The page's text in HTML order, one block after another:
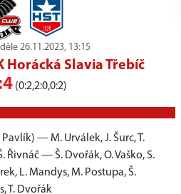
26.11.2023, 13:15
Horácká Slavia Třebíč
(0:2,2:0,0:2)
Pavlík) — M. Urválek, J. Šurc, T.
Řivnáč — Š. Dvořák, O. Vaško, S.
L. Mandys, M. Postupa, Š.
T. Dvořák